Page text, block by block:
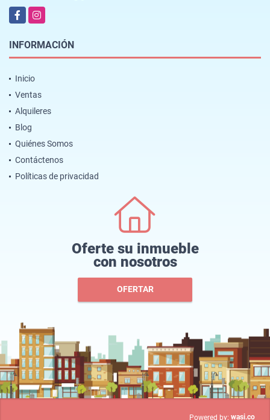
FacebookInstagram
INFORMACIÓN
Inicio
Ventas
Alquileres
Blog
Quiénes Somos
Contáctenos
Políticas de privacidad
Oferte su inmueble
con nosotros
OFERTAR
Powered by: wasi.co